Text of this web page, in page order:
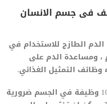
فى جسم الانسان
الدم الطازج للاستخدام في
، ومساعدة الدم على
وظائف التمثيل الغذائي.
كما يُعتقد أن للكبد أكثر من 1000 وظيفة في الجسم ضرورية